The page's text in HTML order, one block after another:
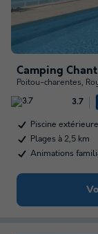
Camping
Poitou-charentes,
3.7
Piscine
Plages à 2,5 km
Animations